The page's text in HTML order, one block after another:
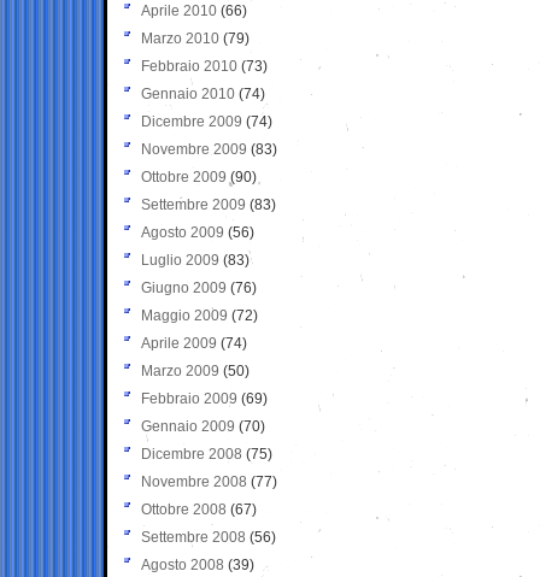
Aprile 2010 (66)
Marzo 2010 (79)
Febbraio 2010 (73)
Gennaio 2010 (74)
Dicembre 2009 (74)
Novembre 2009 (83)
Ottobre 2009 (90)
Settembre 2009 (83)
Agosto 2009 (56)
Luglio 2009 (83)
Giugno 2009 (76)
Maggio 2009 (72)
Aprile 2009 (74)
Marzo 2009 (50)
Febbraio 2009 (69)
Gennaio 2009 (70)
Dicembre 2008 (75)
Novembre 2008 (77)
Ottobre 2008 (67)
Settembre 2008 (56)
Agosto 2008 (39)